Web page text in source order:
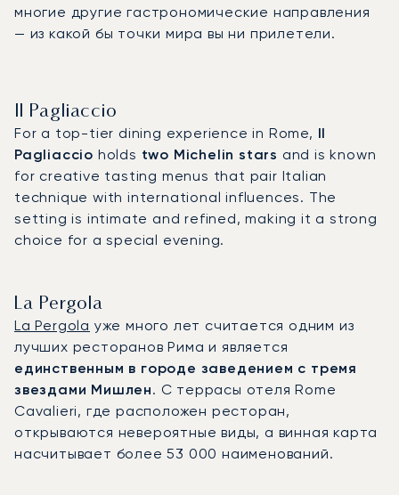
многие другие гастрономические направления
— из какой бы точки мира вы ни прилетели.
Il Pagliaccio
For a top-tier dining experience in Rome, Il
Pagliaccio holds two Michelin stars and is known
for creative tasting menus that pair Italian
technique with international influences. The
setting is intimate and refined, making it a strong
choice for a special evening.
La Pergola
La Pergola уже много лет считается одним из
лучших ресторанов Рима и является
единственным в городе заведением с тремя
звездами Мишлен. С террасы отеля Rome
Cavalieri, где расположен ресторан,
открываются невероятные виды, а винная карта
насчитывает более 53 000 наименований.